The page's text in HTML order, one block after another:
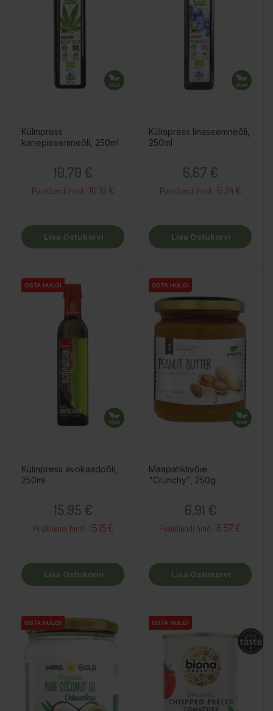
Külmpress
kanepiseemneõli, 250ml
10,70 €
Püsikliendi hind : 10.16 €
Lisa Ostukorvi
Külmpress linaseemneõli,
250ml
6,67 €
Püsikliendi hind : 6.34 €
Lisa Ostukorvi
OSTA HULGI
OSTA HULGI
OSTA HULGI
Külmpress avokaadoõli,
250ml
15,95 €
Püsikliendi hind : 15.15 €
Lisa Ostukorvi
OSTA HULGI
OSTA HULGI
Maapähklivõie
"Crunchy", 250g
6,91 €
Püsikliendi hind : 6.57 €
Lisa Ostukorvi
OSTA HULGI
OSTA HULGI
OSTA HULGI OSTA HULGI
OSTA HULGI
OSTA HULGI